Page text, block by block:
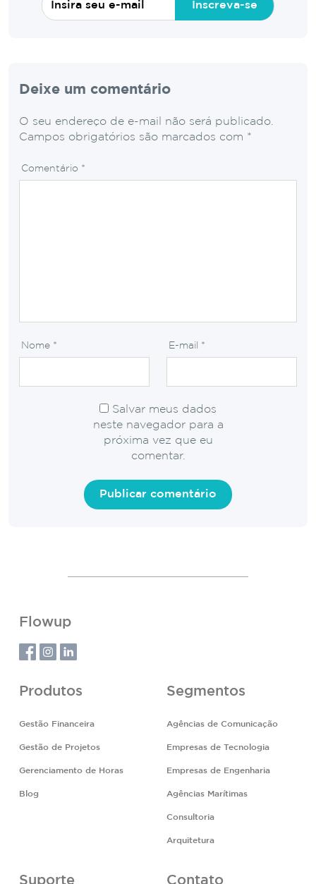
Inscreva-se
Deixe um comentário
O seu endereço de e-mail não será publicado.
Campos obrigatórios são marcados com *
Comentário *
Nome * E-mail *
Salvar meus dados
neste navegador para a
próxima vez que eu
comentar.
Flowup
Produtos
Gestão Financeira
Gestão de Projetos
Gerenciamento de Horas
Blog
Segmentos
Agências de Comunicação
Empresas de Tecnologia
Empresas de Engenharia
Agências Marítimas
Consultoria
Arquitetura
Suporte Contato